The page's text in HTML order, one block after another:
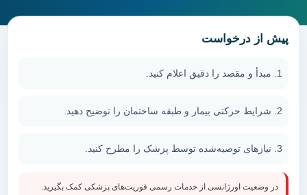
پیش از درخواست
مبدأ و مقصد را دقیق اعلام کنید.
شرایط حرکتی بیمار و طبقه ساختمان را توضیح دهید.
نیازهای توصیه‌شده توسط پزشک را مطرح کنید.
در وضعیت اورژانسی از خدمات رسمی فوریت‌های پزشکی کمک بگیرید.